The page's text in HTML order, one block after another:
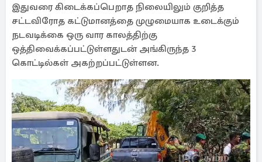
இதுவரை கிடைக்கப்பெறாத நிலையிலும் குறித்த
சட்டவிரோத கட்டுமானத்தை முழுமையாக உடைக்கும்
நடவடிக்கை ஒரு வார காலத்திற்கு
ஒத்திவைக்கப்பட்டுள்ளதுடன் அங்கிருந்த 3
கொட்டில்கள் அகற்றப்பட்டுள்ளன.